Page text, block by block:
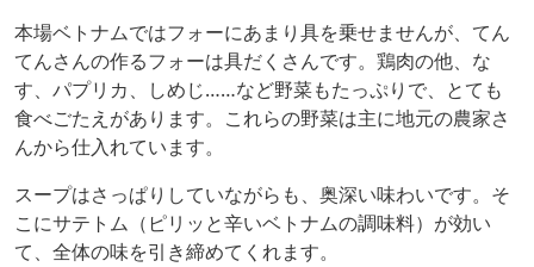
本場ベトナムではフォーにあまり具を乗せませんが、てん
てんさんの作るフォーは具だくさんです。鶏肉の他、な
す、パプリカ、しめじ……など野菜もたっぷりで、とても
食べごたえがあります。これらの野菜は主に地元の農家さ
んから仕入れています。
スープはさっぱりしていながらも、奥深い味わいです。そ
こにサテトム（ピリッと辛いベトナムの調味料）が効い
て、全体の味を引き締めてくれます。